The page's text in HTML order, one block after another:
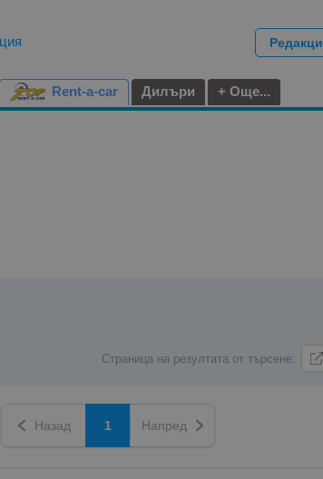
Rent-a-car Дилъри + Още...
Страница на резултата от търсене:
Назад 1 Напред